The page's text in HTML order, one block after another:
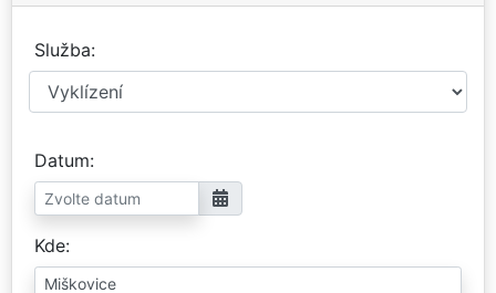
Služba
Datum
Kde